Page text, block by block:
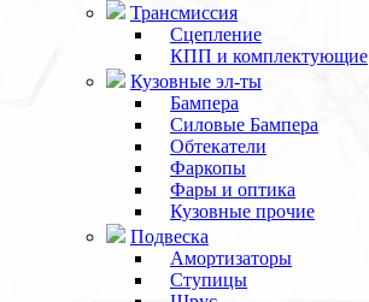
Трансмиссия
Сцепление
КПП и комплектующие
Кузовные эл-ты
Бампера
Силовые Бампера
Обтекатели
Фаркопы
Фары и оптика
Кузовные прочие
Подвеска
Амортизаторы
Ступицы